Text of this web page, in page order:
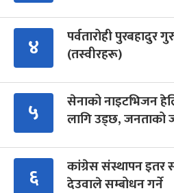
४
पर्वतारोही पुरबहादुर
(तस्वीरहरू)
५
सेनाको नाइटभिजन
लागि उड्छ, जनताको
६
कांग्रेस संस्थापन इतर
देउवाले सम्बोधन गर्ने